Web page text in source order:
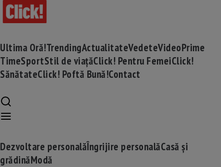
Ultima Oră!TrendingActualitateVedeteVideoPrime
TimeSportStil de viațăClick! Pentru FemeiClick!
SănătateClick! Poftă Bună!Contact
Dezvoltare personalăÎngrijire personalăCasă și
grădinăModă